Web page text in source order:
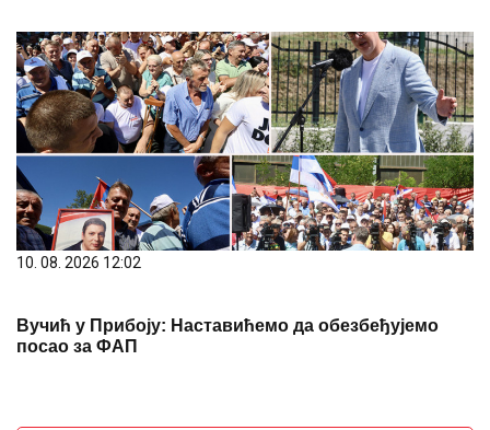
10. 08. 2026 12:02
Вучић у Прибоју: Наставићемо да обезбеђујемо
посао за ФАП